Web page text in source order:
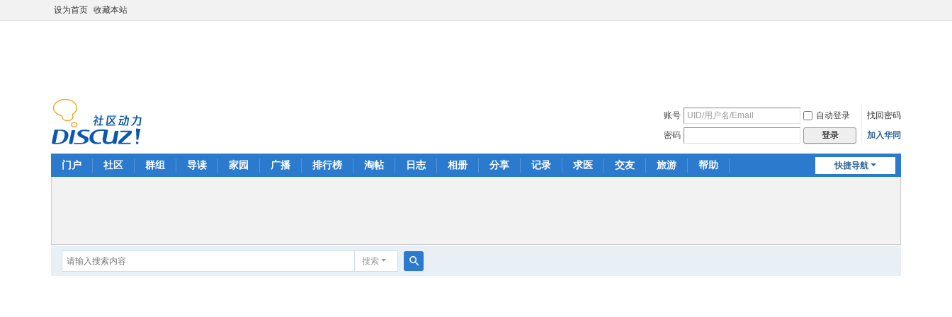
设为首页 收藏本站
账号 自动登录
找回密码
密码
登录 加入华同
快捷导航
门户 社区 群组 导读 家园 广播 排行榜 淘帖 日志 相册 分享 记录 求医 交友 旅游 帮助
搜索